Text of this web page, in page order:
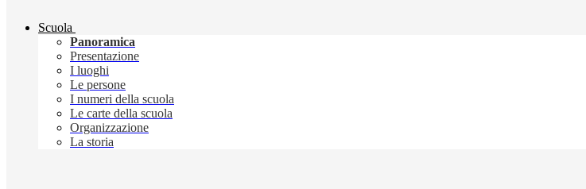
Scuola
Panoramica
Presentazione
I luoghi
Le persone
I numeri della scuola
Le carte della scuola
Organizzazione
La storia